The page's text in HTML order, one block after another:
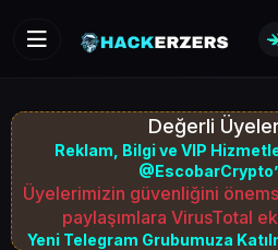
Değerli
Reklam, Bilgi ve VIP
Üyelerimizin güvenliğini
paylaşımlara VirusTotal
Yeni Telegram Grubumuza